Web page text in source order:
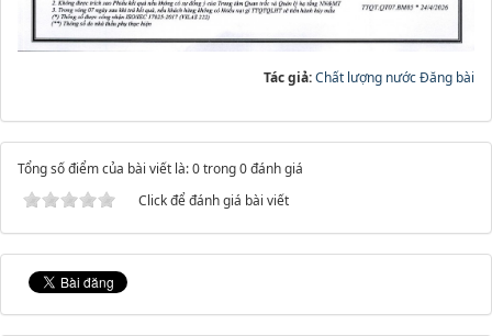
Tác giả:Chất lượng nước Đăng bài
Tổng số điểm của bài viết là: 0 trong 0 đánh giá
Click để đánh giá bài viết